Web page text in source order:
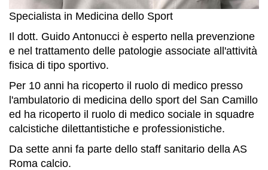
Specialista in Medicina dello Sport
Il dott. Guido Antonucci è esperto nella prevenzione
e nel trattamento delle patologie associate all'attività
fisica di tipo sportivo.
Per 10 anni ha ricoperto il ruolo di medico presso
l'ambulatorio di medicina dello sport del San Camillo
ed ha ricoperto il ruolo di medico sociale in squadre
calcistiche dilettantistiche e professionistiche.
Da sette anni fa parte dello staff sanitario della AS
Roma calcio.